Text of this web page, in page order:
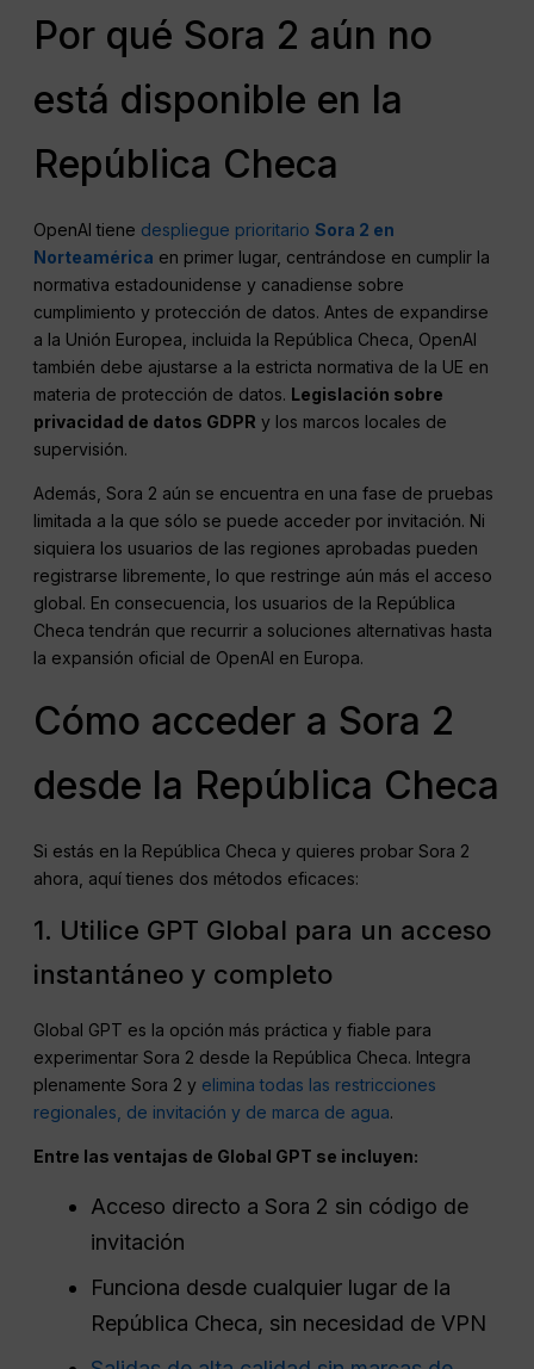
Por qué Sora 2 aún no
está disponible en la
República Checa
OpenAI tiene despliegue prioritarioSora 2 en
Norteamérica en primer lugar, centrándose en cumplir la
normativa estadounidense y canadiense sobre
cumplimiento y protección de datos. Antes de expandirse
a la Unión Europea, incluida la República Checa, OpenAI
también debe ajustarse a la estricta normativa de la UE en
materia de protección de datos. Legislación sobre
privacidad de datos GDPR y los marcos locales de
supervisión.
Además, Sora 2 aún se encuentra en una fase de pruebas
limitada a la que sólo se puede acceder por invitación. Ni
siquiera los usuarios de las regiones aprobadas pueden
registrarse libremente, lo que restringe aún más el acceso
global. En consecuencia, los usuarios de la República
Checa tendrán que recurrir a soluciones alternativas hasta
la expansión oficial de OpenAI en Europa.
Cómo acceder a Sora 2
desde la República Checa
Si estás en la República Checa y quieres probar Sora 2
ahora, aquí tienes dos métodos eficaces:
1. Utilice GPT Global para un acceso
instantáneo y completo
Global GPT es la opción más práctica y fiable para
experimentar Sora 2 desde la República Checa. Integra
plenamente Sora 2 y elimina todas las restricciones
regionales, de invitación y de marca de agua.
Entre las ventajas de Global GPT se incluyen:
Acceso directo a Sora 2 sin código de
invitación
Funciona desde cualquier lugar de la
República Checa, sin necesidad de VPN